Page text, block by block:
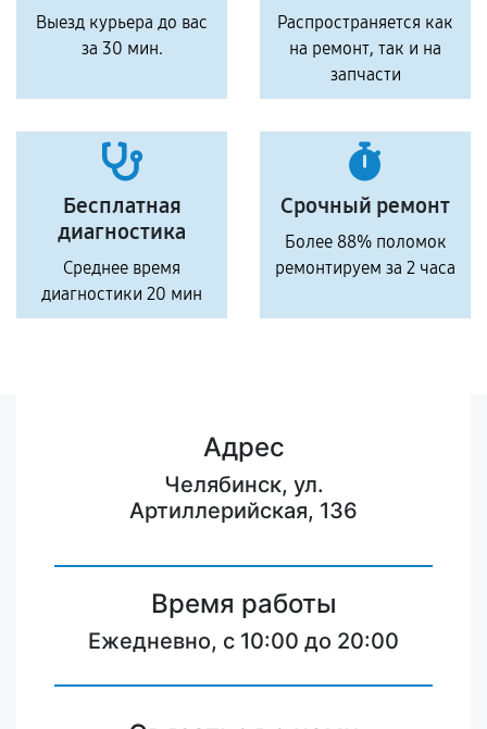
Выезд курьера до вас
за 30 мин.
Распространяется как
на ремонт, так и на
запчасти
Бесплатная
диагностика
Среднее время
диагностики 20 мин
Срочный ремонт
Более 88% поломок
ремонтируем за 2 часа
Адрес
Челябинск, ул.
Артиллерийская, 136
Время работы
Ежедневно, с 10:00 до 20:00